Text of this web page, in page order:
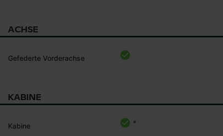
ACHSE
Gefederte Vorderachse
KABINE
Kabine *